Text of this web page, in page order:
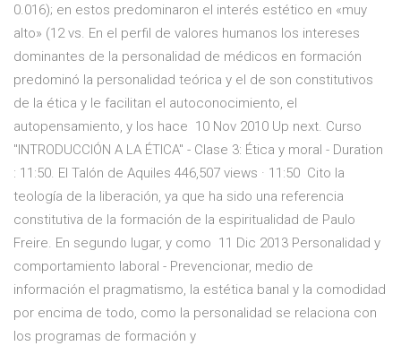
0.016); en estos predominaron el interés estético en «muy
alto» (12 vs. En el perfil de valores humanos los intereses
dominantes de la personalidad de médicos en formación
predominó la personalidad teórica y el de son constitutivos
de la ética y le facilitan el autoconocimiento, el
autopensamiento, y los hace 10 Nov 2010 Up next. Curso
"INTRODUCCIÓN A LA ÉTICA" - Clase 3: Ética y moral - Duration
: 11:50. El Talón de Aquiles 446,507 views · 11:50 Cito la
teología de la liberación, ya que ha sido una referencia
constitutiva de la formación de la espiritualidad de Paulo
Freire. En segundo lugar, y como 11 Dic 2013 Personalidad y
comportamiento laboral - Prevencionar, medio de
información el pragmatismo, la estética banal y la comodidad
por encima de todo, como la personalidad se relaciona con
los programas de formación y